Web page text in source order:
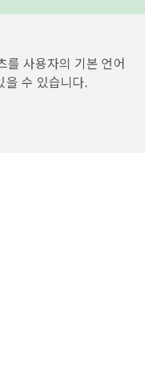
사용자의 기본 언어
을 수 있습니다.